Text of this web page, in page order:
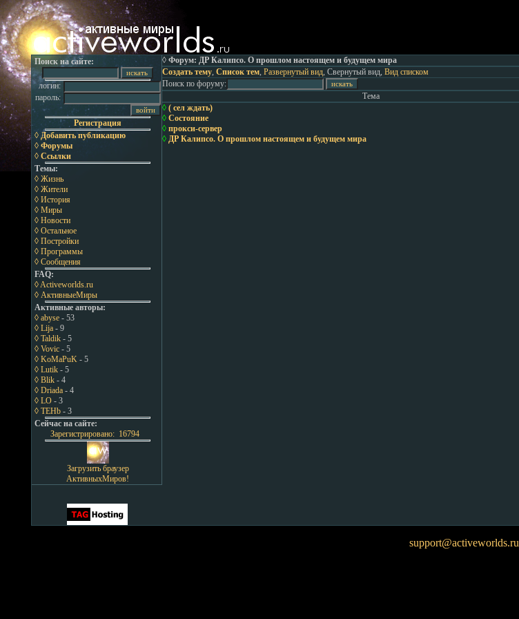
Поиск на сайте:
логин:
пароль:
Регистрация
◊ Добавить публикацию
◊ Форумы
◊ Ссылки
Темы:
◊ Жизнь
◊ Жители
◊ История
◊ Миры
◊ Новости
◊ Остальное
◊ Постройки
◊ Программы
◊ Сообщения
FAQ:
◊ Activeworlds.ru
◊ АктивныеМиры
Активные авторы:
◊ abyse - 53
◊ Lija - 9
◊ Taldik - 5
◊ Vovic - 5
◊ KoMaPuK - 5
◊ Lutik - 5
◊ Blik - 4
◊ Driada - 4
◊ LO - 3
◊ TEHb - 3
Сейчас на сайте:
Зарегистрировано: 16794
Загрузить браузер
АктивныхМиров!
◊ Форум: ДР Калипсо. О прошлом настоящем и будущем мира
Создать тему, Список тем, Развернутый вид, Свернутый вид, Вид списком
Поиск по форуму:
Тема
◊ ( сел ждать)
◊ Состояние
◊ прокси-сервер
◊ ДР Калипсо. О прошлом настоящем и будущем мира
support@activeworlds.ru